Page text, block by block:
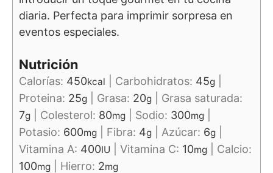
diaria. Perfecta para imprimir sorpresa en
eventos especiales.
Nutrición
Calorías: 450kcal Carbohidratos: 45g
Proteina: 25g Grasa: 20g
Grasa saturada:
7g Colesterol: 80mg Sodio: 300mg
Potasio: 600mg Fibra: 4g Azúcar: 6g
Vitamina A: 400IU Vitamina C: 10mg
Calcio:
100mg Hierro: 2mg